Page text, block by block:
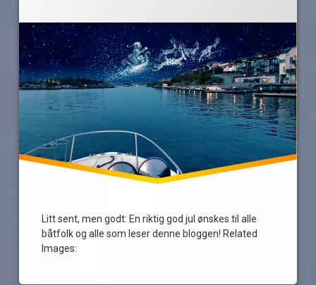
Litt sent, men godt: En riktig god jul ønskes til alle
båtfolk og alle som leser denne bloggen! Related
Images:
solsnu
vintersolverv
lysner
det!